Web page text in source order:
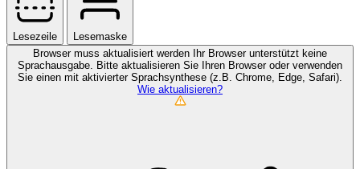
Lesezeile
Lesemaske
Browser muss aktualisiert werden
Ihr Browser unterstützt keine
Sprachausgabe. Bitte aktualisieren Sie Ihren Browser oder verwenden
Sie einen mit aktivierter Sprachsynthese (z.B. Chrome, Edge, Safari).
Wie aktualisieren?